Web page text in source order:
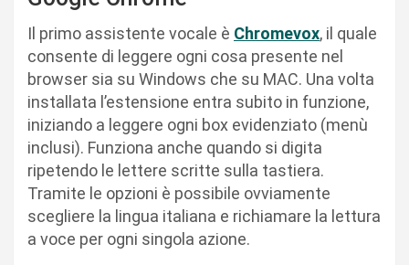
Il primo assistente vocale è Chromevox, il quale
consente di leggere ogni cosa presente nel
browser sia su Windows che su MAC. Una volta
installata l’estensione entra subito in funzione,
iniziando a leggere ogni box evidenziato (menù
inclusi). Funziona anche quando si digita
ripetendo le lettere scritte sulla tastiera.
Tramite le opzioni è possibile ovviamente
scegliere la lingua italiana e richiamare la lettura
a voce per ogni singola azione.